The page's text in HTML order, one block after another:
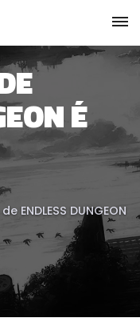
É
ENDLESS DUNGEON